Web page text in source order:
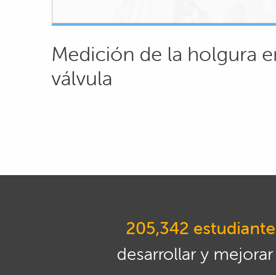
Medición de la holgura
válvula
205,342
desarrollar y